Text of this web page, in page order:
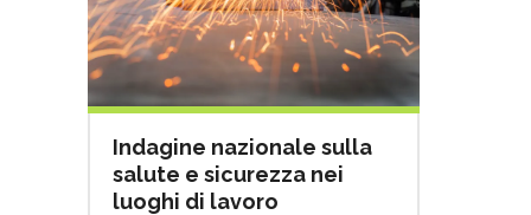
Indagine nazionale sulla
salute e sicurezza nei
luoghi di lavoro